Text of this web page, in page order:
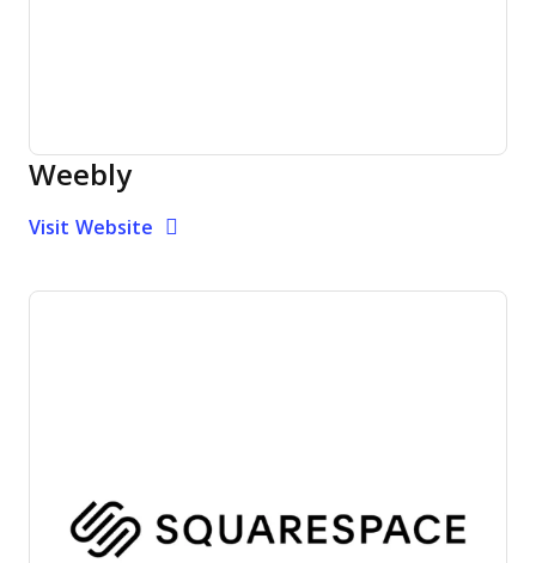
Weebly
Visit Website Opens New Window